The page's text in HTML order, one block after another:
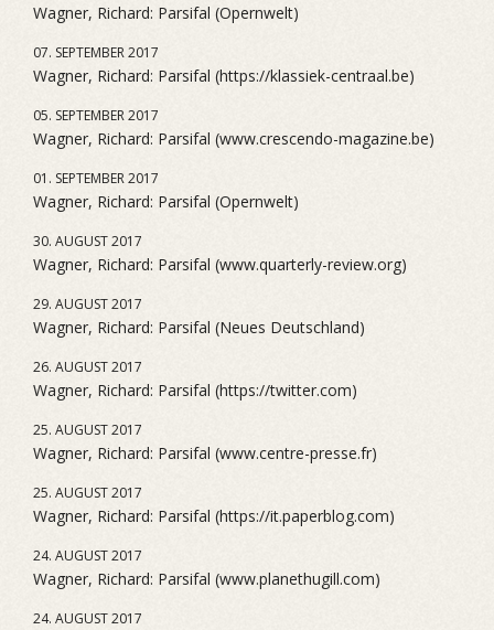
Wagner, Richard: Parsifal (Opernwelt)
07. SEPTEMBER 2017
Wagner, Richard: Parsifal (https://klassiek-centraal.be)
05. SEPTEMBER 2017
Wagner, Richard: Parsifal (www.crescendo-magazine.be)
01. SEPTEMBER 2017
Wagner, Richard: Parsifal (Opernwelt)
30. AUGUST 2017
Wagner, Richard: Parsifal (www.quarterly-review.org)
29. AUGUST 2017
Wagner, Richard: Parsifal (Neues Deutschland)
26. AUGUST 2017
Wagner, Richard: Parsifal (https://twitter.com)
25. AUGUST 2017
Wagner, Richard: Parsifal (www.centre-presse.fr)
25. AUGUST 2017
Wagner, Richard: Parsifal (https://it.paperblog.com)
24. AUGUST 2017
Wagner, Richard: Parsifal (www.planethugill.com)
24. AUGUST 2017